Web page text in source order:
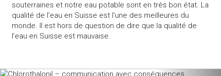
souterraines et notre eau potable sont en très bon état. La
qualité de l’eau en Suisse est l’une des meilleures du
monde. Il est hors de question de dire que la qualité de
l’eau en Suisse est mauvaise.